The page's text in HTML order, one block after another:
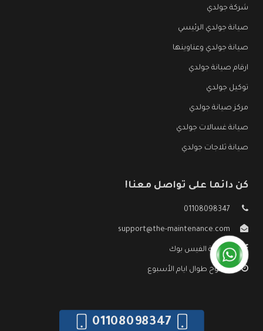
شركة جولدي
صيانة جولدي الرئيسي
صيانة جولدي وعناوينها
ارقام صيانة جولدي
توكيل جولدي
مركز صيانة جولدي
صيانة غسالات جولدي
صيانة ثلاجات جولدي
كن دائما على تواصل معنا!
01108098347
support@the-maintenance.com
صفحة الفيس بوك
مفتوح طوال ايام الأسبوع
01108098347